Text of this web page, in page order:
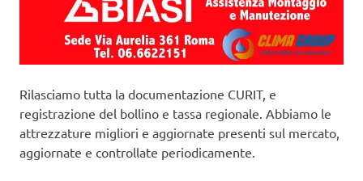
Rilasciamo tutta la documentazione CURIT, e
registrazione del bollino e tassa regionale. Abbiamo le
attrezzature migliori e aggiornate presenti sul mercato,
aggiornate e controllate periodicamente.